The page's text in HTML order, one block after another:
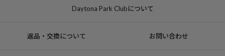
Daytona Park Clubについて
返品・交換について お問い合わせ